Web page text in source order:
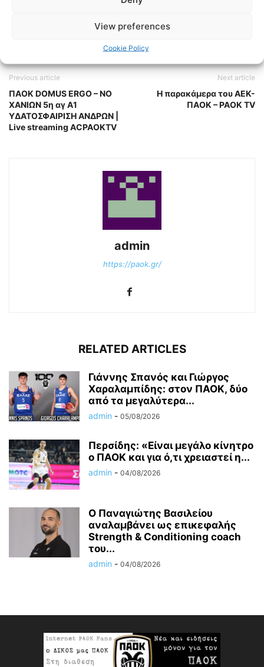
View preferences
Cookie Policy
Previous article
ΠΑΟΚ DOMUS ERGO – ΝΟ
ΧΑΝΙΩΝ 5η αγ Α1
ΥΔΑΤΟΣΦΑΙΡΙΣΗ ΑΝΔΡΩΝ |
Live streaming ACPAOKTV
Next article
Η παρακάμερα του ΑΕΚ-
ΠΑΟΚ – PAOK TV
admin
https://paok.gr/
RELATED ARTICLES
Γιάννης Σπανός και Γιώργος
Χαραλαμπίδης: στον ΠΑΟΚ, δύο
από τα μεγαλύτερα...
admin - 05/08/2026
Περσίδης: «Είναι μεγάλο κίνητρο
ο ΠΑΟΚ και για ό,τι χρειαστεί η...
admin - 04/08/2026
Ο Παναγιώτης Βασιλείου
αναλαμβάνει ως επικεφαλής
Strength & Conditioning coach
του...
admin - 04/08/2026